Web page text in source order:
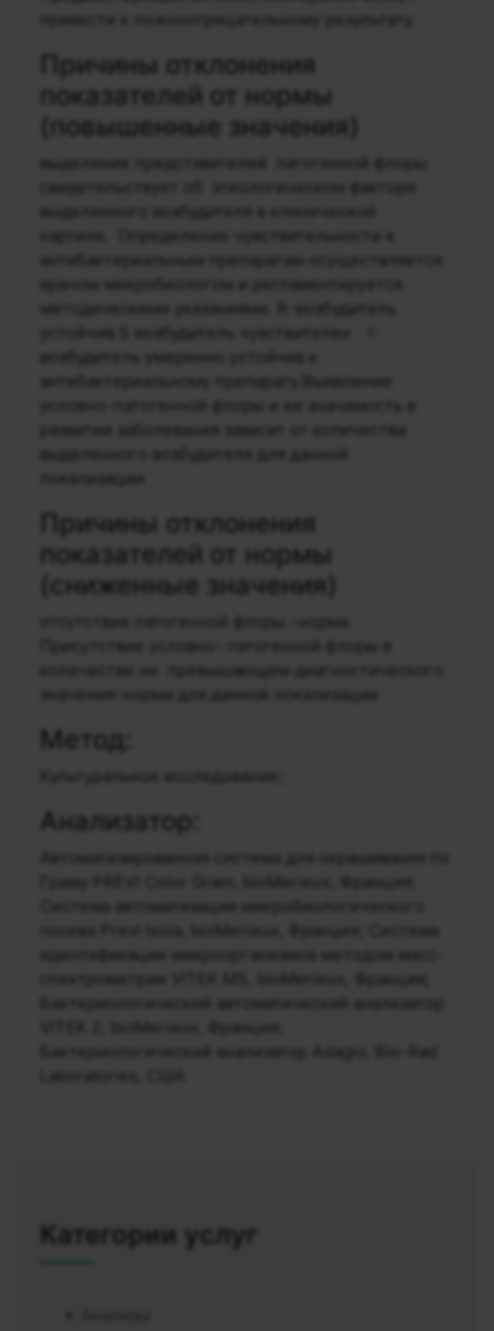
привести к ложноотрицательному результату.
Причины отклонения
показателей от нормы
(повышенные значения)
выделение представителей патогенной флоры
свидетельствует об этиологическом факторе
картине. Определение чувствительности к
антибактериальным препаратам осуществляется
врачом микробиологом и регламентируется
методическими указаниями. R-возбудитель
возбудитель умеренно устойчив к
антибактериальному препарату.Выявление
развитии заболевания зависит от количества
выделенного возбудителя для данной
Причины отклонения
показателей от нормы
(сниженные значения)
количестве не превышающем диагностического
значения-норма для данной локализации
Метод:
Культуральное исследование;
Анализатор:
Автоматизированная система для окрашивания по
Граму PREVI Color Gram, bioMerieux, Франция;
Система автоматизации микробиологического
посева Previ Isola, bioMerieux, Франция; Система
идентификации микроорганизмов методом масс-
спектрометрии VITEK MS, bioMerieux, Франция;
Бактериологический автоматический анализатор
VITEK 2, bioMerieux, Франция;
Бактериологический анализатор Adagio, Bio-Rad
Категории услуг